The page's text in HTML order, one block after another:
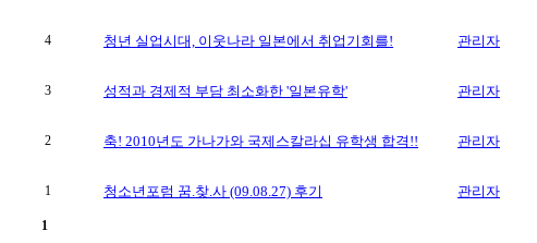
4 청년 실업시대, 이웃나라 일본에서 취업기회를! 관리자
3 성적과 경제적 부담 최소화한 '일본유학' 관리자
2 축! 2010년도 가나가와 국제스칼라십 유학생 합격!! 관리자
1 청소년포럼 꿈.찾.사 (09.08.27) 후기 관리자
1